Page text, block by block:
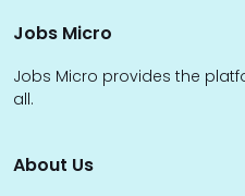
Jobs Micro
Jobs Micro provides the
all.
About Us